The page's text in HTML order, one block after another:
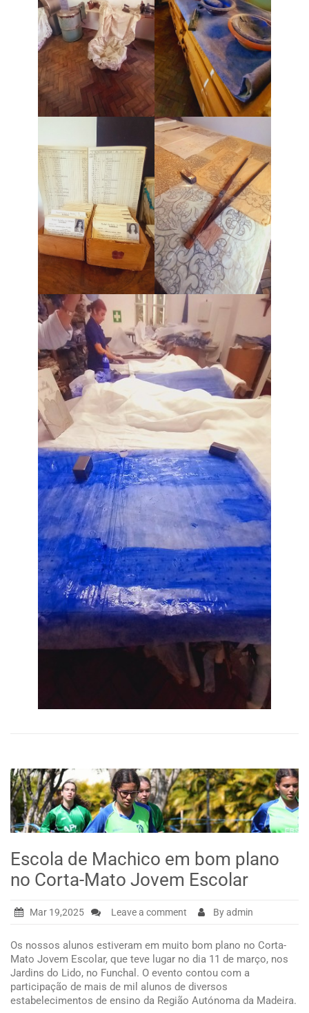
Escola de Machico em bom plano
no Corta-Mato Jovem Escolar
Mar 19,2025 Leave a comment By admin
Os nossos alunos estiveram em muito bom plano no Corta-
Mato Jovem Escolar, que teve lugar no dia 11 de março, nos
Jardins do Lido, no Funchal. O evento contou com a
participação de mais de mil alunos de diversos
estabelecimentos de ensino da Região Autónoma da Madeira.